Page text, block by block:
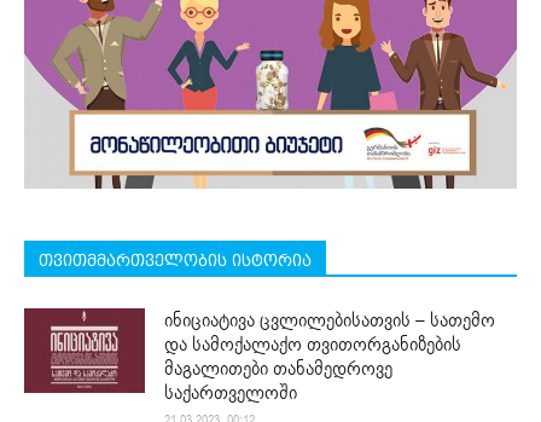
თვითმმართველობის ისტორია
ინიციატივა ცვლილებისათვის – სათემო
და სამოქალაქო თვითორგანიზების
მაგალითები თანამედროვე
საქართველოში